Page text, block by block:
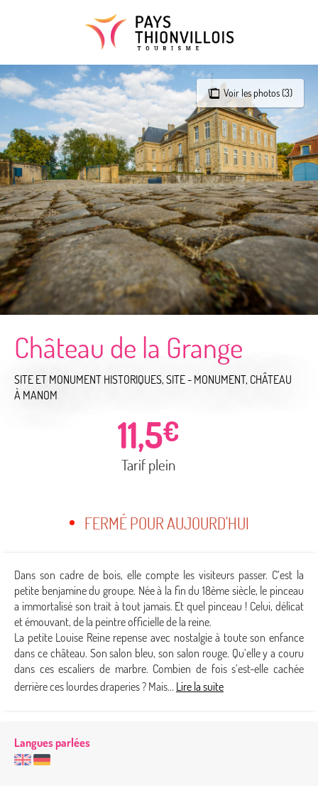
Voir les photos (3)
Château de la Grange
SITE ET MONUMENT HISTORIQUES, SITE - MONUMENT, CHÂTEAU
À MANOM
11,5€
Tarif plein
FERMÉ POUR AUJOURD'HUI
Dans son cadre de bois, elle compte les visiteurs passer. C’est la
petite benjamine du groupe. Née à la fin du 18ème siècle, le pinceau
a immortalisé son trait à tout jamais. Et quel pinceau ! Celui, délicat
et émouvant, de la peintre officielle de la reine.
La petite Louise Reine repense avec nostalgie à toute son enfance
dans ce château. Son salon bleu, son salon rouge. Qu’elle y a couru
dans ces escaliers de marbre. Combien de fois s’est-elle cachée
derrière ces lourdes draperies ? Mais... Lire la suite
Langues parlées